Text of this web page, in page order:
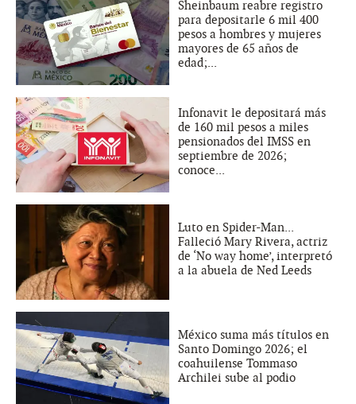
Sheinbaum reabre registro
para depositarle 6 mil 400
pesos a hombres y mujeres
mayores de 65 años de
edad;...
Infonavit le depositará más
de 160 mil pesos a miles
pensionados del IMSS en
septiembre de 2026;
conoce...
Luto en Spider-Man...
Falleció Mary Rivera, actriz
de ‘No way home’, interpretó
a la abuela de Ned Leeds
México suma más títulos en
Santo Domingo 2026; el
coahuilense Tommaso
Archilei sube al podio